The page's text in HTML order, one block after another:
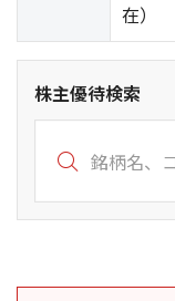
在）
株主優待検索